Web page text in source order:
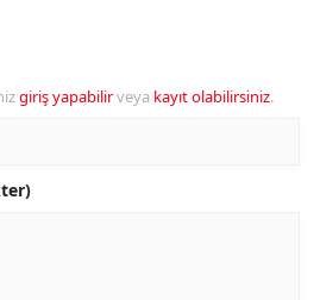
giriş yapabilirveya kayıt olabilirsiniz.